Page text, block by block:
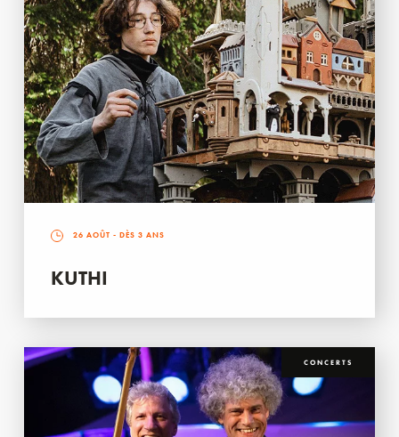
26 AOÛT - DÈS 3 ANS
KUTHI
CONCERTS